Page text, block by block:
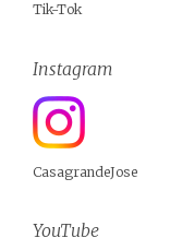
Tik-Tok
Instagram
CasagrandeJose
YouTube